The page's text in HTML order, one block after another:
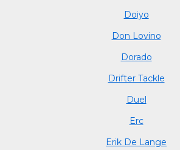
Doiyo
Don Lovino
Dorado
Drifter Tackle
Duel
Erc
Erik De Lange